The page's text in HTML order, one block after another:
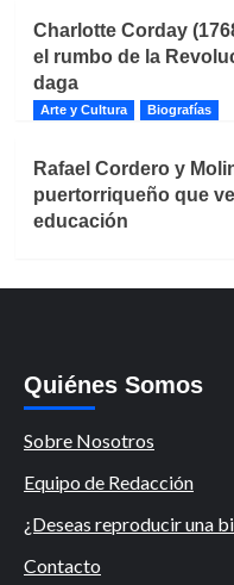
Charlotte Corday
el rumbo de la
daga
Arte y Cultura Biografías
Rafael Cordero y
puertorriqueño que
educación
Quiénes Somos
Sobre Nosotros
Equipo de Redacción
¿Deseas reproducir una
Contacto